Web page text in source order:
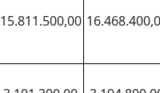
15.811.500,00